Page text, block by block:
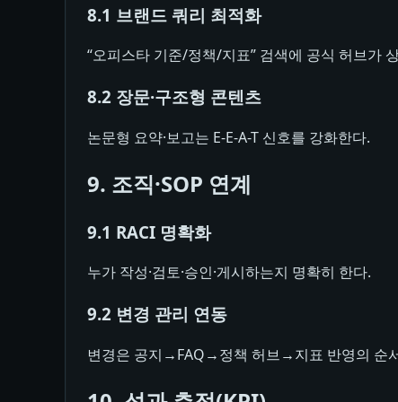
8.1 브랜드 쿼리 최적화
“오피스타 기준/정책/지표” 검색에 공식 허브가
8.2 장문·구조형 콘텐츠
논문형 요약·보고는 E-E-A-T 신호를 강화한다.
9. 조직·SOP 연계
9.1 RACI 명확화
누가 작성·검토·승인·게시하는지 명확히 한다.
9.2 변경 관리 연동
변경은 공지→FAQ→정책 허브→지표 반영의 순